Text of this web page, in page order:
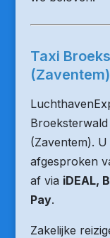
Taxi
(Zaventem).
afgesproken
af via iDEAL,
Pay.
Zakelijke